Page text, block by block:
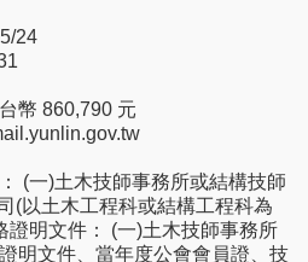
24
幣 860,790 元
(一)土木技師事務所或結構技師
(以土木工程科或結構工程科為
證明文件： (一)土木技師事務所
明文件、當年度公會會員證、技